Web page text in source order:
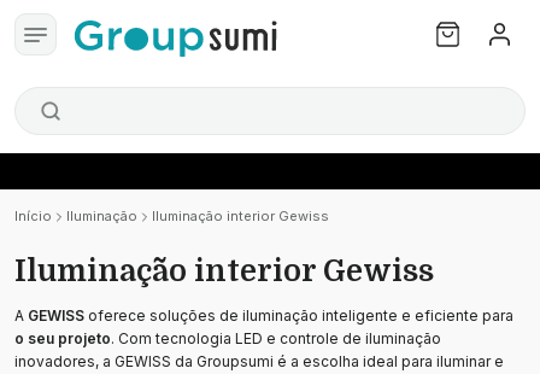
Início Iluminação Iluminação interior Gewiss
Iluminação interior Gewiss
A GEWISS oferece soluções de iluminação inteligente e eficiente para
o seu projeto. Com tecnologia LED e controle de iluminação
inovadores, a GEWISS da Groupsumi é a escolha ideal para iluminar e